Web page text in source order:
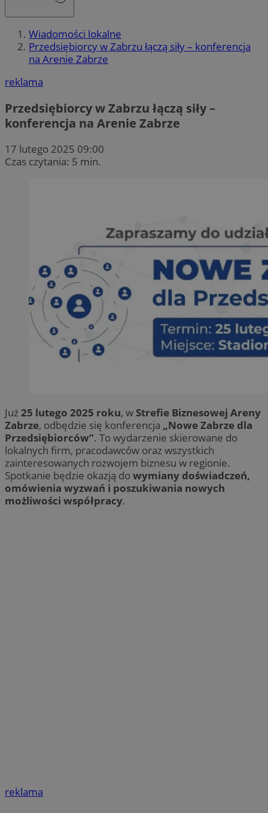
Wiadomości lokalne
Przedsiębiorcy w Zabrzu łączą siły – konferencja
na Arenie Zabrze
reklama
Przedsiębiorcy w Zabrzu łączą siły –
konferencja na Arenie Zabrze
17 lutego 2025 09:00
Czas czytania: 5 min.
Już25 lutego 2025 roku, w Strefie Biznesowej Areny
Zabrze, odbędzie się konferencja „Nowe Zabrze dla
Przedsiębiorców”. To wydarzenie skierowane do
lokalnych firm, pracodawców oraz wszystkich
zainteresowanych rozwojem biznesu w regionie.
Spotkanie będzie okazją dowymiany doświadczeń,
omówienia wyzwań i poszukiwania nowych
możliwości współpracy.
reklama